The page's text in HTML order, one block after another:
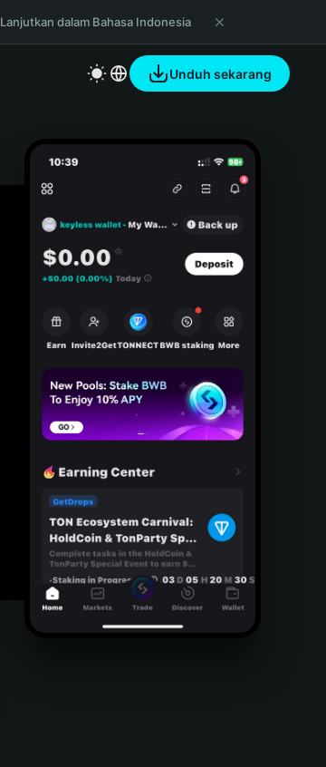
Lanjutkan dalam Bahasa Indonesia
Unduh sekarang